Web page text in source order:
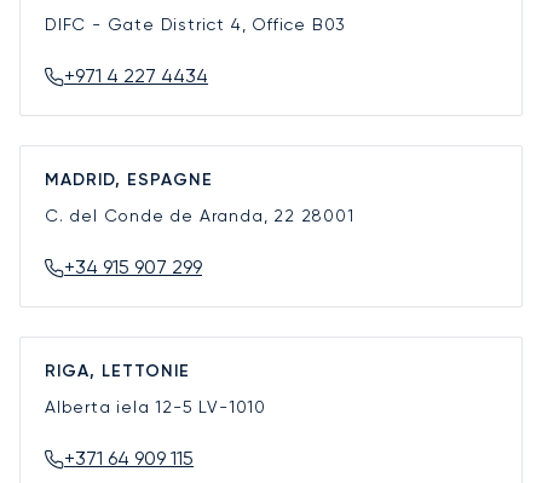
DIFC - Gate District 4, Office B03
+971 4 227 4434
MADRID, ESPAGNE
C. del Conde de Aranda, 22 28001
+34 915 907 299
RIGA, LETTONIE
Alberta iela 12-5 LV-1010
+371 64 909 115